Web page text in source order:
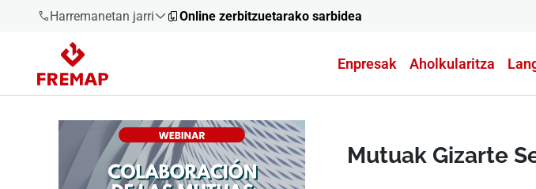
Harremanetan jarri
900 61 00
61
+34 91
919 61 61
Online zerbitzuetarako sarbidea
Enpresak Aholkularitza
Mutuak Gizarte